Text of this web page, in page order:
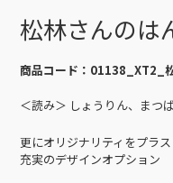
松林さんのは
商品コード： 01138_XT2_
＜読み＞ しょうりん、まつ
更にオリジナリティをプラ
充実のデザインオプション